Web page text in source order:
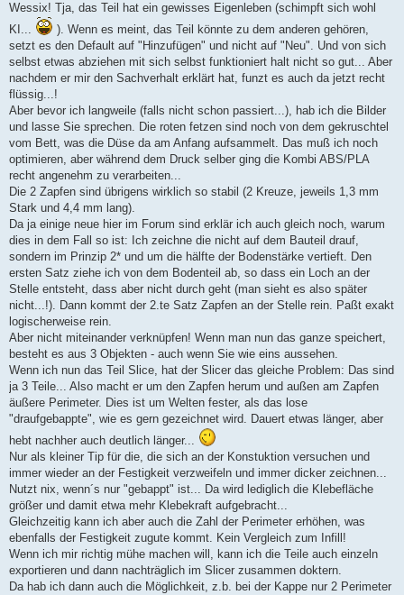
Wessix! Tja, das Teil hat ein gewisses Eigenleben (schimpft sich wohl
KI...
). Wenn es meint, das Teil könnte zu dem anderen gehören,
setzt es den Default auf "Hinzufügen" und nicht auf "Neu". Und von sich
selbst etwas abziehen mit sich selbst funktioniert halt nicht so gut... Aber
nachdem er mir den Sachverhalt erklärt hat, funzt es auch da jetzt recht
flüssig...!
Aber bevor ich langweile (falls nicht schon passiert...), hab ich die Bilder
und lasse Sie sprechen. Die roten fetzen sind noch von dem gekruschtel
vom Bett, was die Düse da am Anfang aufsammelt. Das muß ich noch
optimieren, aber während dem Druck selber ging die Kombi ABS/PLA
recht angenehm zu verarbeiten...
Die 2 Zapfen sind übrigens wirklich so stabil (2 Kreuze, jeweils 1,3 mm
Stark und 4,4 mm lang).
Da ja einige neue hier im Forum sind erklär ich auch gleich noch, warum
dies in dem Fall so ist: Ich zeichne die nicht auf dem Bauteil drauf,
sondern im Prinzip 2* und um die hälfte der Bodenstärke vertieft. Den
ersten Satz ziehe ich von dem Bodenteil ab, so dass ein Loch an der
Stelle entsteht, dass aber nicht durch geht (man sieht es also später
nicht...!). Dann kommt der 2.te Satz Zapfen an der Stelle rein. Paßt exakt
logischerweise rein.
Aber nicht miteinander verknüpfen! Wenn man nun das ganze speichert,
besteht es aus 3 Objekten - auch wenn Sie wie eins aussehen.
Wenn ich nun das Teil Slice, hat der Slicer das gleiche Problem: Das sind
ja 3 Teile... Also macht er um den Zapfen herum und außen am Zapfen
äußere Perimeter. Dies ist um Welten fester, als das lose
"draufgebappte", wie es gern gezeichnet wird. Dauert etwas länger, aber
hebt nachher auch deutlich länger...
Nur als kleiner Tip für die, die sich an der Konstuktion versuchen und
immer wieder an der Festigkeit verzweifeln und immer dicker zeichnen...
Nutzt nix, wenn´s nur "gebappt" ist... Da wird lediglich die Klebefläche
größer und damit etwa mehr Klebekraft aufgebracht...
Gleichzeitig kann ich aber auch die Zahl der Perimeter erhöhen, was
ebenfalls der Festigkeit zugute kommt. Kein Vergleich zum Infill!
Wenn ich mir richtig mühe machen will, kann ich die Teile auch einzeln
exportieren und dann nachträglich im Slicer zusammen doktern.
Da hab ich dann auch die Möglichkeit, z.b. bei der Kappe nur 2 Perimeter